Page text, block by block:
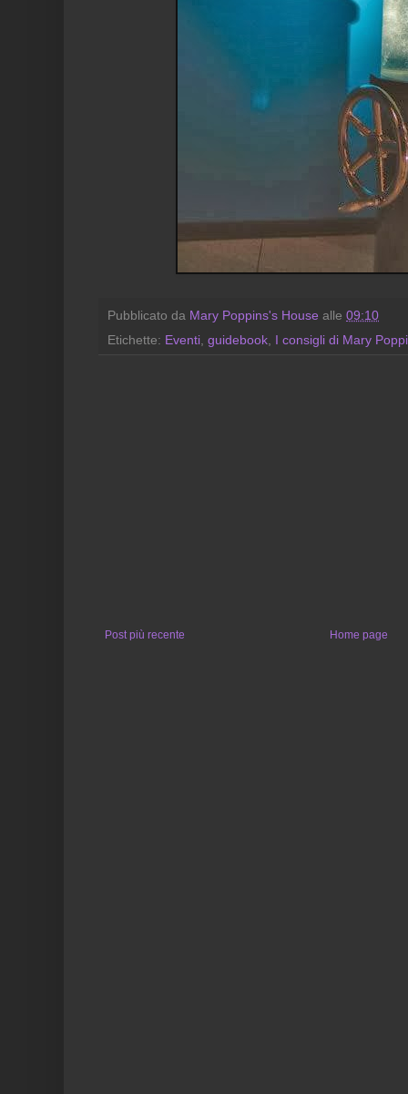
Pubblicato da Mary Poppins's House alle 09:10
Etichette: Eventi guidebook I consigli di Mary
Post più recente Home page